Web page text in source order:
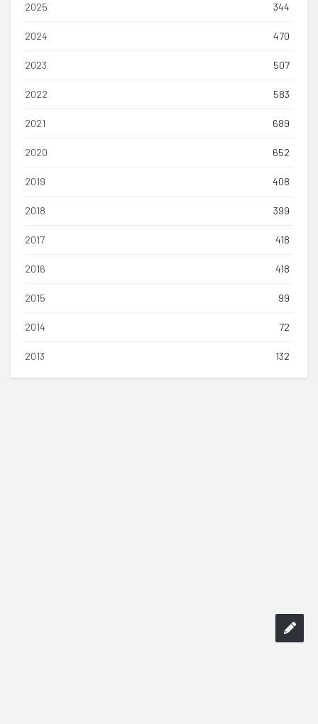
2025 344
2024 470
2023 507
2022 583
2021 689
2020 652
2019 408
2018 399
2017 418
2016 418
2015 99
2014 72
2013 132